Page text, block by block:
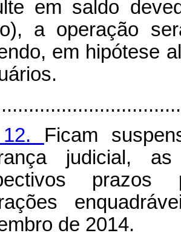
em saldo
a operação
em hipótese
Ficam
judicial,
prazos
de 2014.